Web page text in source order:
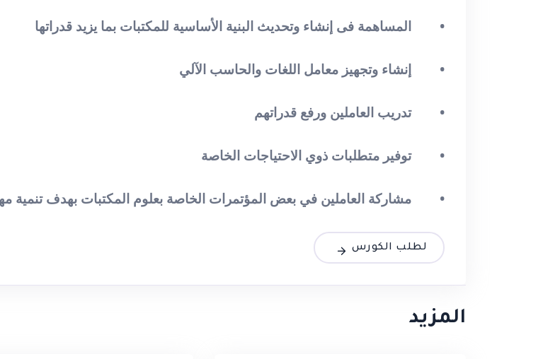
• المساهمة فى إنشاء وتحديث البنية الأساسية للمكتبات بما يزيد قدراتها
• إنشاء وتجهيز معامل اللغات والحاسب الآلي
• تدريب العاملين ورفع قدراتهم
• توفير متطلبات ذوي الاحتياجات الخاصة
• مشاركة العاملين في بعض المؤتمرات الخاصة بعلوم المكتبات بهدف تنمية
لطلب الكورس
المزيد